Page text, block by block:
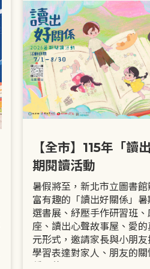
【全市】115年「讀
期閱讀活動
暑假將至，新北市立圖書
富有趣的「讀出好關係」
選書展、紓壓手作研習班
座、讀出心聲故事屋、愛
元形式，邀請家長與小朋友
學習表達對家人、朋友的